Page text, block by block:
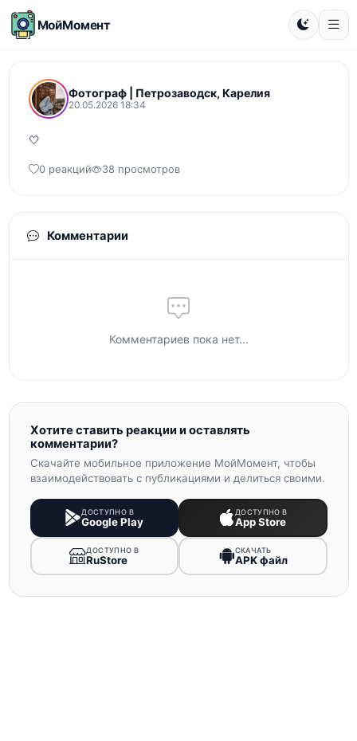
МойМомент
Фотограф | Петрозаводск, Карелия
20.05.2026 18:34
🤍
0 реакций 38 просмотров
Комментарии
Комментариев пока нет...
Хотите ставить реакции и оставлять
комментарии?
Скачайте мобильное приложение МойМомент, чтобы
взаимодействовать с публикациями и делиться своими.
ДОСТУПНО В
Google Play
ДОСТУПНО В
App Store
ДОСТУПНО В
RuStore
СКАЧАТЬ
APK файл